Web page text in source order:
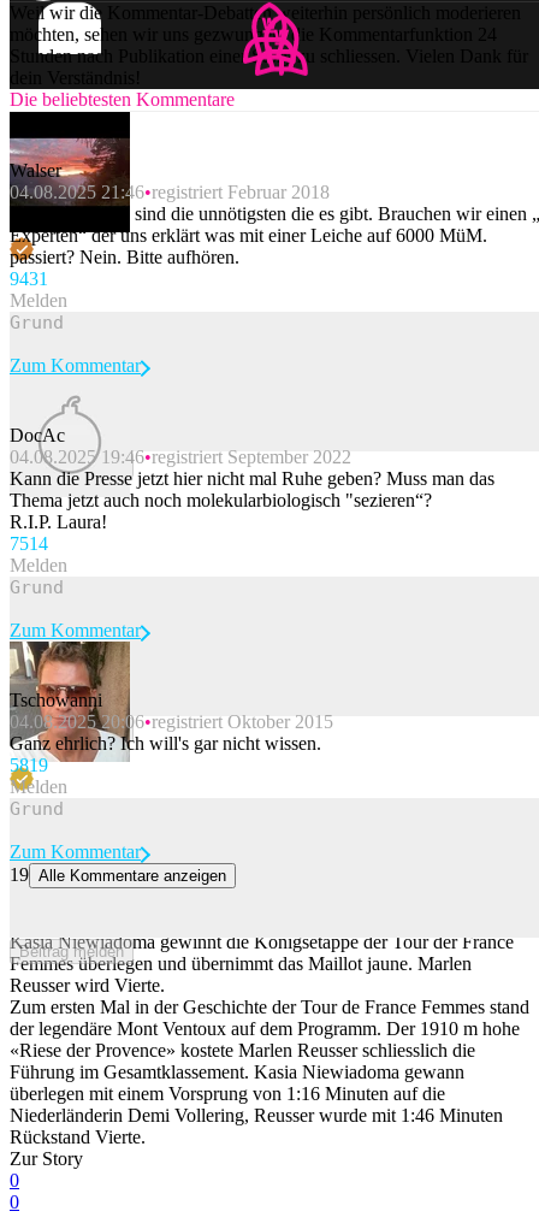
Weil wir die Kommentar-Debatten weiterhin persönlich moderieren
möchten, sehen wir uns gezwungen, die Kommentarfunktion 24
Stunden nach Publikation einer Story zu schliessen. Vielen Dank für
dein Verständnis!
Die beliebtesten Kommentare
Walser
04.08.2025 21:46 registriert Februar 2018
Solche Beiträge sind die unnötigsten die es gibt. Brauchen wir einen „
Experten“ der uns erklärt was mit einer Leiche auf 6000 MüM.
passiert? Nein. Bitte aufhören.
9431
Melden
Beitrag melden
Zum Kommentar
DocAc
04.08.2025 19:46 registriert September 2022
Kann die Presse jetzt hier nicht mal Ruhe geben? Muss man das
Thema jetzt auch noch molekularbiologisch "sezieren“?
R.I.P. Laura!
7514
Melden
Beitrag melden
Zum Kommentar
Tschowanni
04.08.2025 20:06 registriert Oktober 2015
Ganz ehrlich? Ich will's gar nicht wissen.
5819
Melden
Beitrag melden
Zum Kommentar
19 Alle Kommentare anzeigen
Kasia Niewiadoma gewinnt die Königsetappe der Tour der France
Femmes überlegen und übernimmt das Maillot jaune. Marlen
Reusser wird Vierte.
Zum ersten Mal in der Geschichte der Tour de France Femmes stand
der legendäre Mont Ventoux auf dem Programm. Der 1910 m hohe
«Riese der Provence» kostete Marlen Reusser schliesslich die
Führung im Gesamtklassement. Kasia Niewiadoma gewann
überlegen mit einem Vorsprung von 1:16 Minuten auf die
Niederländerin Demi Vollering, Reusser wurde mit 1:46 Minuten
Rückstand Vierte.
Zur Story
0
0